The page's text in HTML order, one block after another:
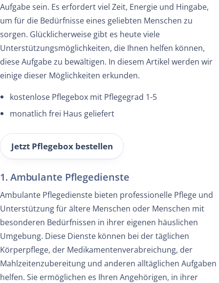
Aufgabe sein. Es erfordert viel Zeit, Energie und Hingabe,
um für die Bedürfnisse eines geliebten Menschen zu
sorgen. Glücklicherweise gibt es heute viele
Unterstützungsmöglichkeiten, die Ihnen helfen können,
diese Aufgabe zu bewältigen. In diesem Artikel werden wir
einige dieser Möglichkeiten erkunden.
kostenlose Pflegebox mit Pflegegrad 1-5
monatlich frei Haus geliefert
Jetzt Pflegebox bestellen
1. Ambulante Pflegedienste
Ambulante Pflegedienste bieten professionelle Pflege und
Unterstützung für ältere Menschen oder Menschen mit
besonderen Bedürfnissen in ihrer eigenen häuslichen
Umgebung. Diese Dienste können bei der täglichen
Körperpflege, der Medikamentenverabreichung, der
Mahlzeitenzubereitung und anderen alltäglichen Aufgaben
helfen. Sie ermöglichen es Ihren Angehörigen, in ihrer